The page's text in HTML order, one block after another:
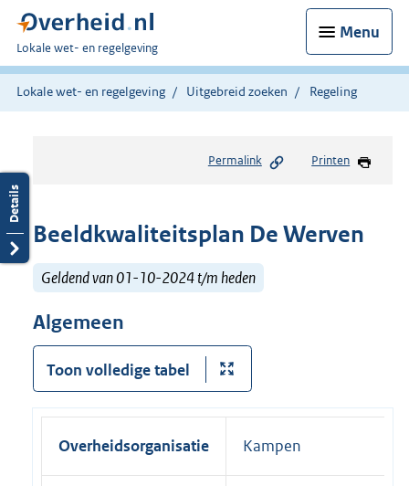
Menu
U
bent
hier:
Lokale wet- en regelgeving
Lokale wet- en regelgeving Uitgebreid zoeken Regeling
Permalink Printen
Beeldkwaliteitsplan De Werven
Geldend van 01-10-2024 t/m heden
Algemeen
Toon volledige tabel
Overheidsorganisatie Kampen